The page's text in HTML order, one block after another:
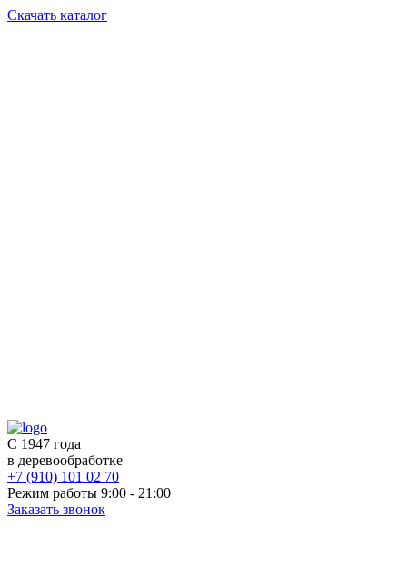
Скачать каталог
С 1947 года
в деревообработке
+7 (910) 101 02 70
Режим работы 9:00 - 21:00
Заказать звонок